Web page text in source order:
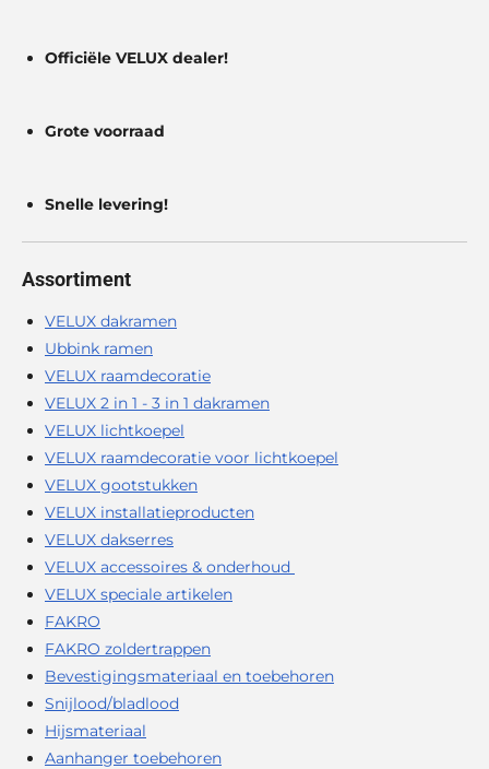
Officiële VELUX dealer!
Grote voorraad
Snelle levering!
Assortiment
VELUX dakramen
Ubbink ramen
VELUX raamdecoratie
VELUX 2 in 1 - 3 in 1 dakramen
VELUX lichtkoepel
VELUX raamdecoratie voor lichtkoepel
VELUX gootstukken
VELUX installatieproducten
VELUX dakserres
VELUX accessoires & onderhoud
VELUX speciale artikelen
FAKRO
FAKRO zoldertrappen
Bevestigingsmateriaal en toebehoren
Snijlood/bladlood
Hijsmateriaal
Aanhanger toebehoren